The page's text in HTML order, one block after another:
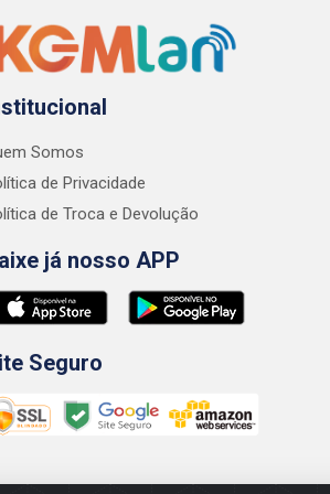
Somos
de Privacidade
de Troca e Devolução
já nosso APP
Seguro